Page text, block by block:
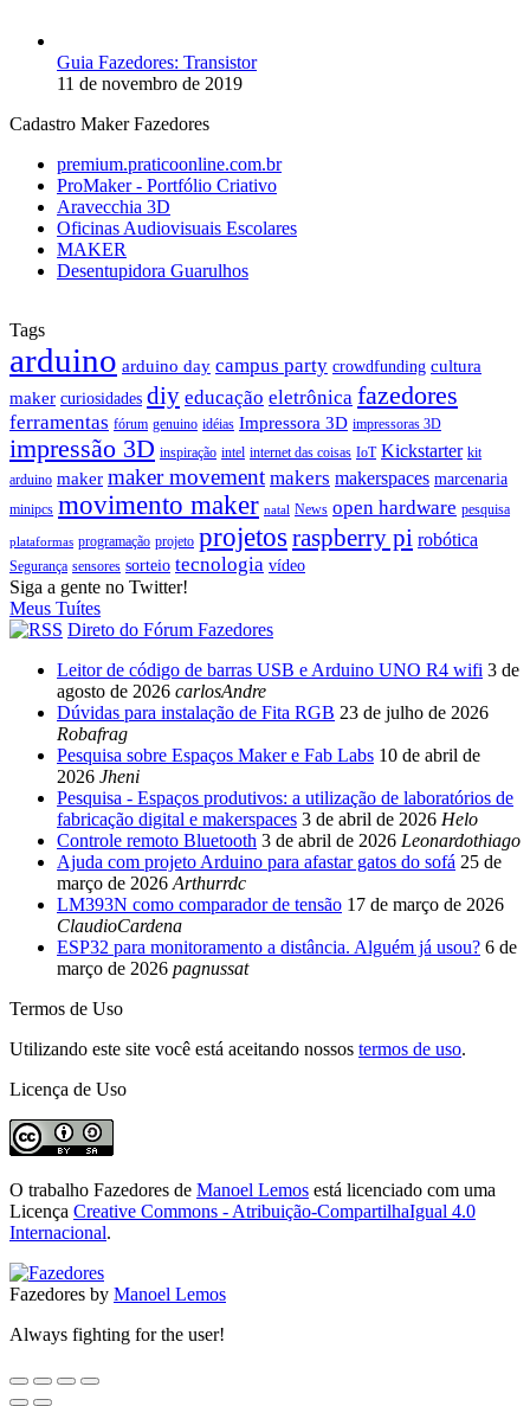
Guia Fazedores: Transistor
11 de novembro de 2019
Cadastro Maker Fazedores
premium.praticoonline.com.br
ProMaker - Portfólio Criativo
Aravecchia 3D
Oficinas Audiovisuais Escolares
MAKER
Desentupidora Guarulhos
Tags
arduino arduino day campus party crowdfunding cultura
maker curiosidades diy educação eletrônica fazedores
ferramentas fórum genuino idéias Impressora 3D impressoras 3D
impressão 3D inspiração intel internet das coisas IoT Kickstarter kit
arduino maker maker movement makers makerspaces marcenaria
minipcs movimento maker natal News open hardware pesquisa
plataformas programação projeto projetos raspberry pi robótica
Segurança sensores sorteio tecnologia vídeo
Siga a gente no Twitter!
Meus Tuítes
Direto do Fórum Fazedores
Leitor de código de barras USB e Arduino UNO R4 wifi 3 de
agosto de 2026 carlosAndre
Dúvidas para instalação de Fita RGB 23 de julho de 2026
Robafrag
Pesquisa sobre Espaços Maker e Fab Labs 10 de abril de
2026 Jheni
Pesquisa - Espaços produtivos: a utilização de laboratórios de
fabricação digital e makerspaces 3 de abril de 2026 Helo
Controle remoto Bluetooth 3 de abril de 2026 Leonardothiago
Ajuda com projeto Arduino para afastar gatos do sofá 25 de
março de 2026 Arthurrdc
LM393N como comparador de tensão 17 de março de 2026
ClaudioCardena
ESP32 para monitoramento a distância. Alguém já usou? 6 de
março de 2026 pagnussat
Termos de Uso
Utilizando este site você está aceitando nossos termos de uso.
Licença de Uso
O trabalho Fazedores de Manoel Lemos está licenciado com uma
Licença Creative Commons - Atribuição-CompartilhaIgual 4.0
Internacional.
Fazedores by Manoel Lemos
Always fighting for the user!
Go
to